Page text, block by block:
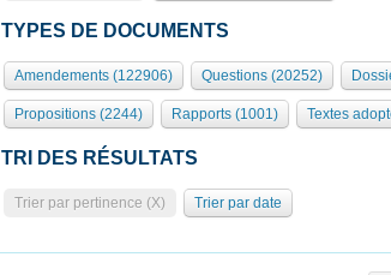
TYPES DE DOCUMENTS
Amendements (122906) Questions (20252)
Propositions (2244) Rapports (1001) Textes
TRI DES RÉSULTATS
Trier par pertinence (X) Trier par date